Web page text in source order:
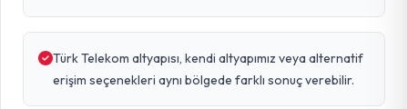
Türk Telekom altyapısı, kendi altyapımız veya alternatif
erişim seçenekleri aynı bölgede farklı sonuç verebilir.